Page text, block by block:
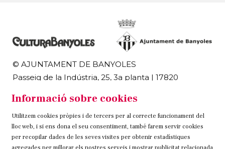
© AJUNTAMENT DE BANYOLES
Passeig de la Indústria, 25, 3a planta | 17820
972 58 18 48 | 972 57 00 50
Sitemap Avís Legal Ús de Cookies Contacteu
Informació sobre cookies
Utilitzem cookies pròpies i de tercers per al correcte funcionament del
lloc web, i si ens dona el seu consentiment, també farem servir cookies
per recopilar dades de les seves visites per obtenir estadístiques